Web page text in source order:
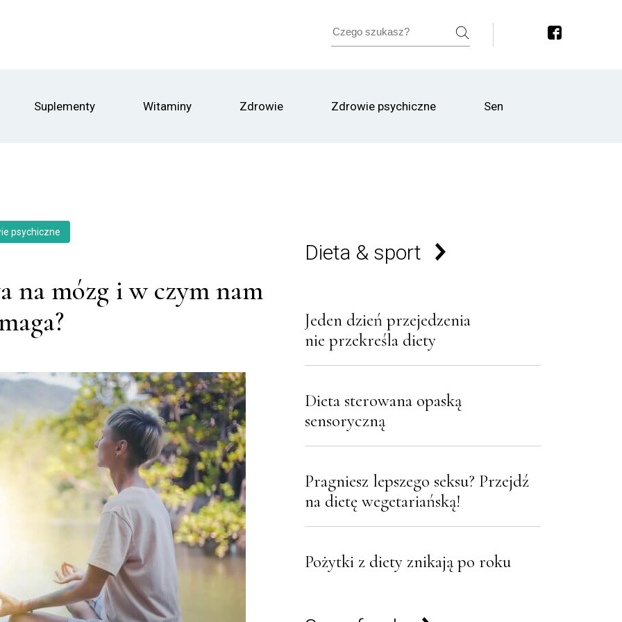
Suplementy Witaminy Zdrowie Zdrowie psychiczne Sen
psychiczne
na mózg i w czym nam
Dieta & sport
Jeden dzień przejedzenia
nie przekreśla diety
Dieta sterowana opaską
sensoryczną
Pragniesz lepszego seksu? Przejdź
na dietę wegetariańską!
Pożytki z diety znikają po roku